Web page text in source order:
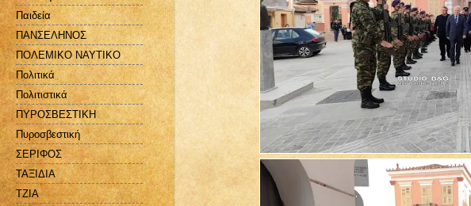
Παιδεία
ΠΑΝΣΕΛΗΝΟΣ
ΠΟΛΕΜΙΚΟ ΝΑΥΤΙΚΟ
Πολιτικά
Πολιτιστικά
ΠΥΡΟΣΒΕΣΤΙΚΗ
Πυροσβεστική
ΣΕΡΙΦΟΣ
ΤΑΞΙΔΙΑ
ΤΖΙΑ